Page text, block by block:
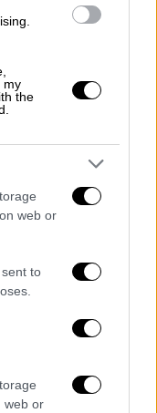
my
the
web or
to
web or
εντολή για
μια
ή διαφωνία με
που
του
νερό
-
στην
ΣΥΡΙΖΑ